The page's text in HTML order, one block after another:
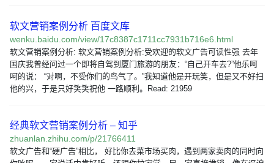
软文营销案例分析 百度文库
wenku.baidu.com/view/17c8387c1711cc7931b716e6.html
软文营销案例分析: 软文营销案例分析:受欢迎的软文广告可读性强 去年
国庆我曾经问过一个即将自驾到厦门旅游的朋友：“自己开车去?”他乐呵
呵的说： “对啊，不受你们的鸟气了。”我知道他是开玩笑，但是又不好扫
他的兴，于是只好笑笑祝他 一路顺利。Read: 21959
经典软文营销案例分析 – 知乎
zhuanlan.zhihu.com/p/21766411
软文广告和“硬广告”相比， 好比你去菜市场买肉，遇到两家卖肉的同时向